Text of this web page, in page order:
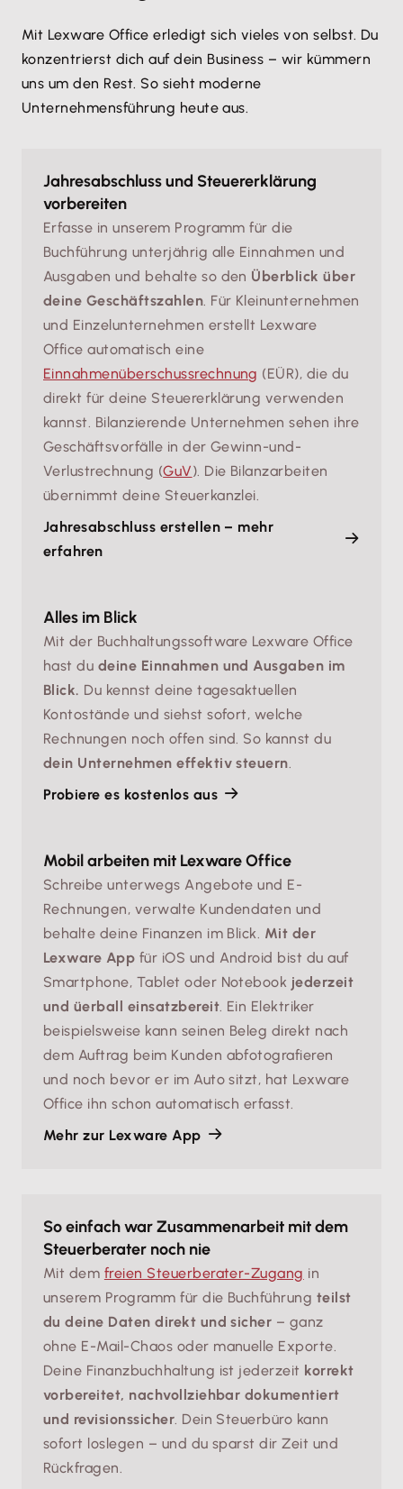
Mit Lexware Office erledigt sich vieles von selbst. Du
konzentrierst dich auf dein Business – wir kümmern
uns um den Rest. So sieht moderne
Unternehmensführung heute aus.
Jahresabschluss und Steuererklärung
vorbereiten
Erfasse in unserem Programm für die
Buchführung unterjährig alle Einnahmen und
Ausgaben und behalte so den Überblick über
deine Geschäftszahlen . Für Kleinunternehmen
und Einzelunternehmen erstellt Lexware
Office automatisch eine
Einnahmenüberschussrechnung (EÜR), die du
direkt für deine Steuererklärung verwenden
kannst. Bilanzierende Unternehmen sehen ihre
Geschäftsvorfälle in der Gewinn-und-
Verlustrechnung (GuV). Die Bilanzarbeiten
übernimmt deine Steuerkanzlei.
Jahresabschluss erstellen – mehr
erfahren
Alles im Blick
Mit der Buchhaltungssoftware Lexware Office
hast du deine Einnahmen und Ausgaben im
Blick. Du kennst deine tagesaktuellen
Kontostände und siehst sofort, welche
Rechnungen noch offen sind. So kannst du
dein Unternehmen effektiv steuern
Probiere es kostenlos aus
Mobil arbeiten mit Lexware Office
Schreibe unterwegs Angebote und E-
Rechnungen, verwalte Kundendaten und
behalte deine Finanzen im Blick. Mit der
Lexware App für iOS und Android bist du auf
Smartphone, Tablet oder Notebook jederzeit
und üerball einsatzbereit . Ein Elektriker
beispielsweise kann seinen Beleg direkt nach
dem Auftrag beim Kunden abfotografieren
und noch bevor er im Auto sitzt, hat Lexware
Office ihn schon automatisch erfasst.
Mehr zur Lexware App
So einfach war Zusammenarbeit mit dem
Steuerberater noch nie
Mit dem freien Steuerberater-Zugang in
unserem Programm für die Buchführung teilst
du deine Daten direkt und sicher – ganz
ohne E-Mail-Chaos oder manuelle Exporte.
Deine Finanzbuchhaltung ist jederzeit korrekt
vorbereitet, nachvollziehbar dokumentiert
und revisionssicher . Dein Steuerbüro kann
sofort loslegen – und du sparst dir Zeit und
Rückfragen.